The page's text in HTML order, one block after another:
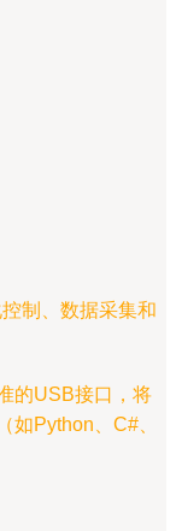
制、数据采集和
的USB接口，将
Python、C#、